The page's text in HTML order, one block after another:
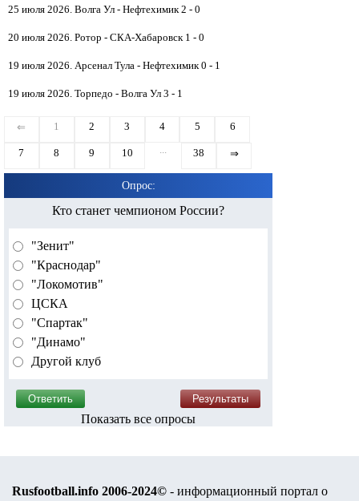
25 июля 2026. Волга Ул - Нефтехимик 2 - 0
20 июля 2026. Ротор - СКА-Хабаровск 1 - 0
19 июля 2026. Арсенал Тула - Нефтехимик 0 - 1
19 июля 2026. Торпедо - Волга Ул 3 - 1
⇐ 1 2 3 4 5 6
7 8 9 10 ... 38 ⇒
Опрос:
Кто станет чемпионом России?
"Зенит"
"Краснодар"
"Локомотив"
ЦСКА
"Спартак"
"Динамо"
Другой клуб
Показать все опросы
Rusfootball.info 2006-2024© - информационный портал о